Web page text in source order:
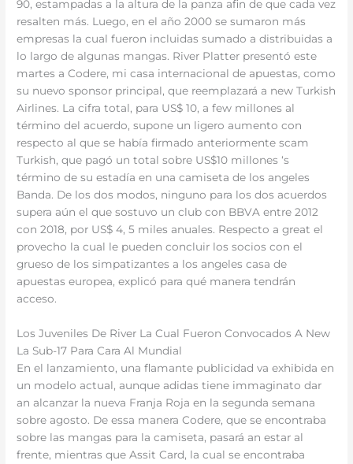
90, estampadas a la altura de la panza afin de que cada vez
resalten más. Luego, en el año 2000 se sumaron más
empresas la cual fueron incluidas sumado a distribuidas a
lo largo de algunas mangas. River Platter presentó este
martes a Codere, mi casa internacional de apuestas, como
su nuevo sponsor principal, que reemplazará a new Turkish
Airlines. La cifra total, para US$ 10, a few millones al
término del acuerdo, supone un ligero aumento con
respecto al que se había firmado anteriormente scam
Turkish, que pagó un total sobre US$10 millones ‘s
término de su estadía en una camiseta de los angeles
Banda. De los dos modos, ninguno para los dos acuerdos
supera aún el que sostuvo un club con BBVA entre 2012
con 2018, por US$ 4, 5 miles anuales. Respecto a great el
provecho la cual le pueden concluir los socios con el
grueso de los simpatizantes a los angeles casa de
apuestas europea, explicó para qué manera tendrán
acceso.
Los Juveniles De River La Cual Fueron Convocados A New
La Sub-17 Para Cara Al Mundial
En el lanzamiento, una flamante publicidad va exhibida en
un modelo actual, aunque adidas tiene immaginato dar
an alcanzar la nueva Franja Roja en la segunda semana
sobre agosto. De essa manera Codere, que se encontraba
sobre las mangas para la camiseta, pasará an estar al
frente, mientras que Assit Card, la cual se encontraba